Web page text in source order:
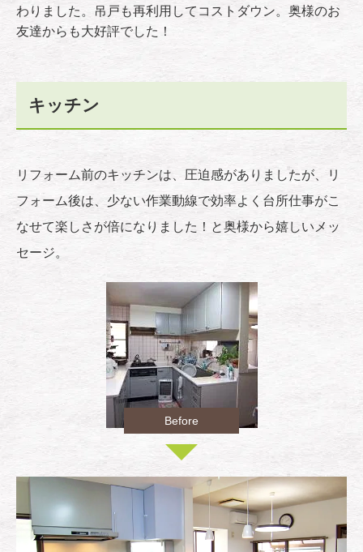
わりました。吊戸も再利用してコストダウン。奥様のお
友達からも大好評でした！
キッチン
リフォーム前のキッチンは、圧迫感がありましたが、リ
フォーム後は、少ない作業動線で効率よく台所仕事がこ
なせて楽しさが倍になりました！と奥様から嬉しいメッ
セージ。
Before